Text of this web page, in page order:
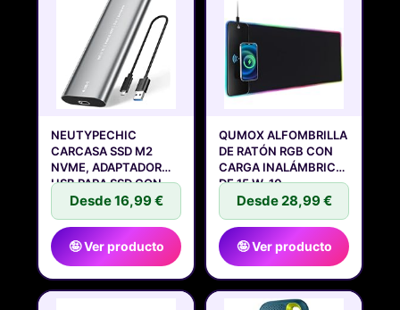
NEUTYPECHIC
CARCASA SSD M2
NVME, ADAPTADOR
USB PARA SSD CON
Desde 16,99 €
🤪 Ver producto
QUMOX ALFOMBRILLA
DE RATÓN RGB CON
CARGA INALÁMBRICA
DE 15 W, 10
Desde 28,99 €
🤪 Ver producto